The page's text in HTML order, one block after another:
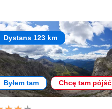
Dystans 123 km
Byłem tam Chcę tam pójść